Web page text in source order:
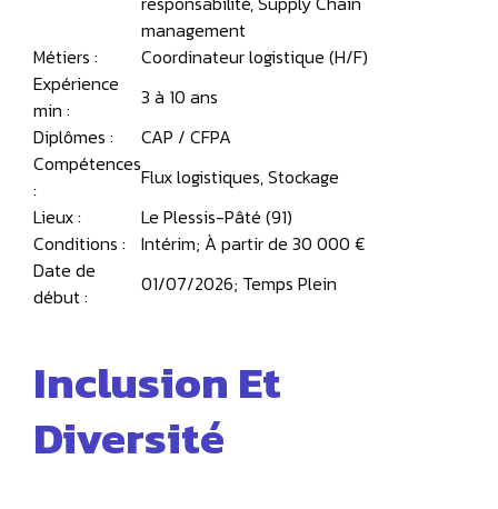
management
Métiers :
Coordinateur logistique (H/F)
Expérience
min :
3 à 10 ans
Diplômes :
CAP / CFPA
Compétences
:
Flux logistiques, Stockage
Lieux :
Le Plessis-Pâté (91)
Conditions :
Intérim; À partir de 30 000 €
Date de
début :
01/07/2026; Temps Plein
Inclusion Et
Diversité